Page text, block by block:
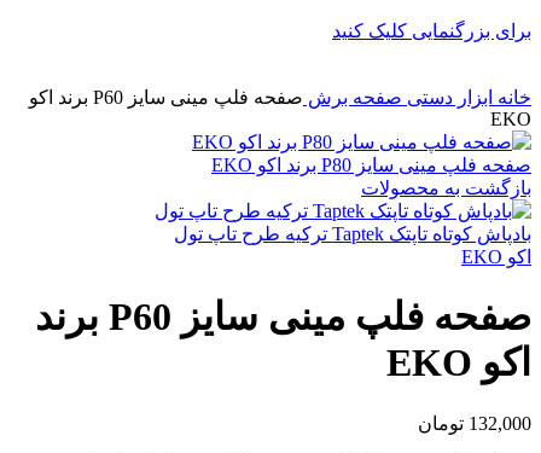
برای بزرگنمایی کلیک کنید
خانه ابزار دستی صفحه برش
صفحه فلپ مینی سایز P60 برند اکو
EKO
صفحه فلپ مینی سایز P80 برند اکو EKO
بازگشت به محصولات
بادپاش کوتاه تاپتک Taptek ترکیه طرح تاپ تول
اکو EKO
صفحه فلپ مینی سایز P60 برند
اکو EKO
132,000 تومان